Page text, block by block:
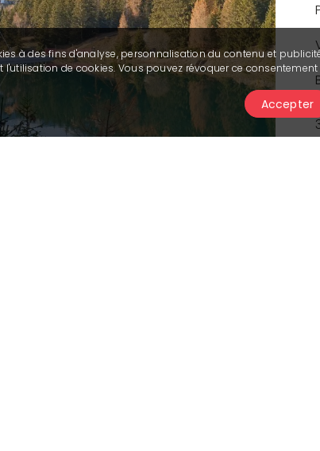
à des fins d'analyse, personnalisation du contenu et
l'utilisation de cookies. Vous pouvez révoquer ce
Accepter